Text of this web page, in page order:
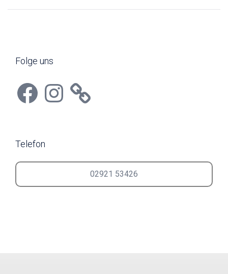
Folge uns
FacebookInstagram
Telefon
02921 53426